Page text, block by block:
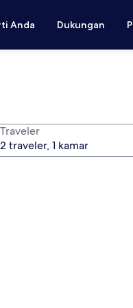
Anda Dukungan
Traveler